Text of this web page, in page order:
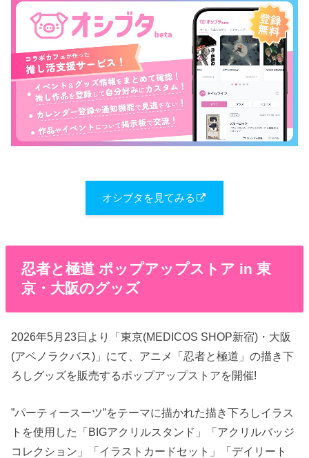
オシブタを見てみる
忍者と極道 ポップアップストア in 東
京・大阪のグッズ
2026年5月23日より「東京(MEDICOS SHOP新宿)・大阪
(アベノラクバス)」にて、アニメ「忍者と極道」の描き下
ろしグッズを販売するポップアップストアを開催!
”パーティースーツ”をテーマに描かれた描き下ろしイラス
トを使用した「BIGアクリルスタンド」「アクリルバッジ
コレクション」「イラストカードセット」「デイリート